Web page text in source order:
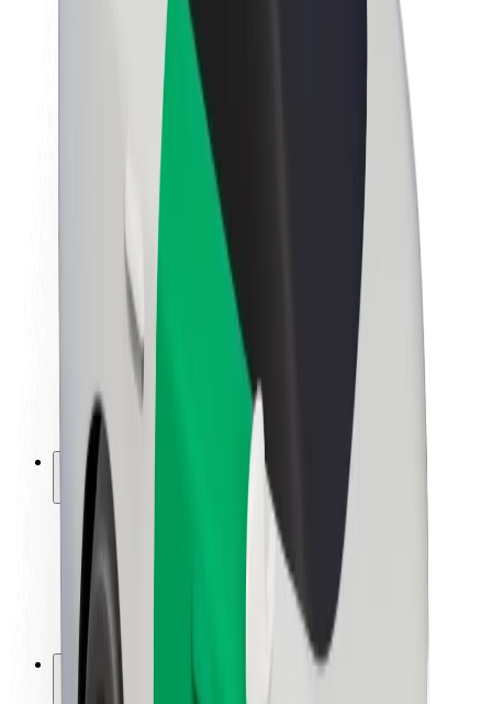
Bærekraft hos Bolt
Prosjekt Zero
Nyhetsrom
Retningslinjer for varemerke
Oppdrag
Investorrelasjoner
Ledelse
Merkevare
Media
Urban Fund
Sikkerhet
Sikkerhet for passasjer
Sjåførsikkerhet
Sikkerhet for sparkesykler
Sikkerhetslab
Byer